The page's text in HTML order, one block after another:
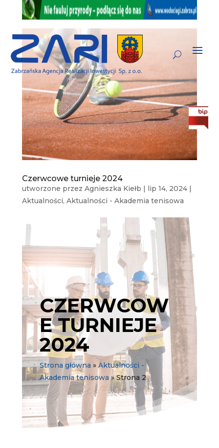
Czerwcowe turnieje 2024
utworzone przez Agnieszka Kiełb | lip 14, 2024|
Aktualności, Aktualności - Akademia tenisowa
CZERWCOW
E TURNIEJE
2024
Strona główna » Aktualności -
Akademia tenisowa»Strona 2